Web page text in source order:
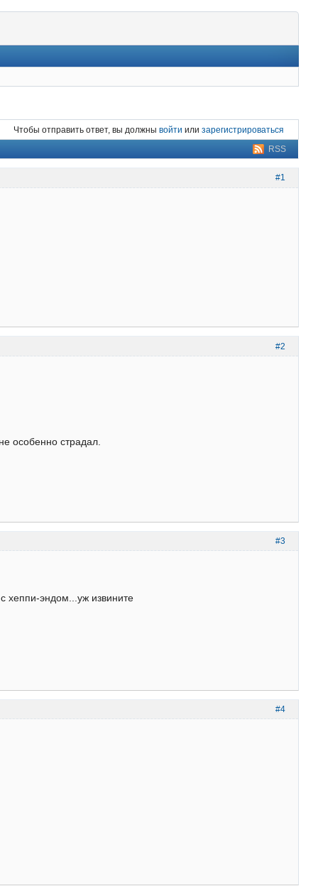
Чтобы отправить ответ, вы должнывойти илизарегистрироваться
RSS
#1
#2
особенно страдал.
#3
хеппи-эндом...уж извините
#4